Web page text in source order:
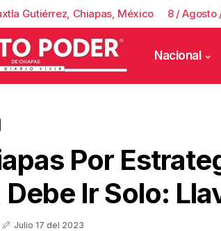
Gutiérrez, Chiapas, México 8 / Agosto
Nacional
Por
Debe Ir Solo:
Julio 17 del 2023